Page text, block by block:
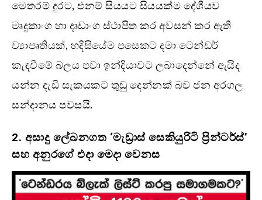
මෙතරම් දුරට, එනම් සියයට සියයක්ම දේශීයව
මෘදුකාංග හා දෘඩාංග ස්ථාපිත කර අවසන් කර ඇති
ව්‍යාපෘතියක්, හදිසියේම පසෙකට දමා ටෙන්ඩර්
කැඳවීමේ බලය පවා ඉන්දියාවට ලබාදෙන්නේ ඇයිද
යන්න දැඩි සැකයකට තුඩු දෙන්නක් බව ජන අරගල
සන්දානය පවසයි.
2. අසාදු ලේඛනගත ‘මැඩ්‍රාස් සෙකියුරිටි ප්‍රින්ටර්ස්’
සහ අනුරගේ එදා මෙදා වෙනස